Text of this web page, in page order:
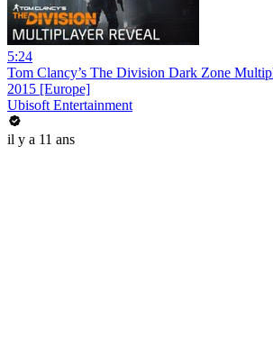
5:24
Tom Clancy’s The Division Dark Zone
2015 [Europe]
Ubisoft Entertainment
il y a 11 ans